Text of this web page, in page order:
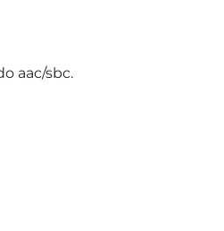
aac/sbc.